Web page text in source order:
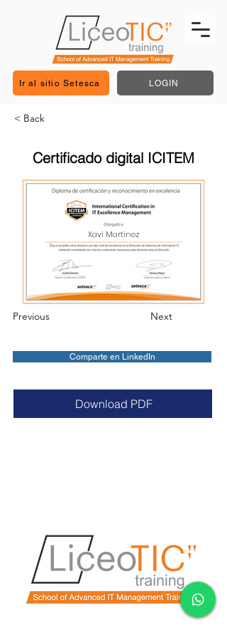
Ir al sitio Setesca LOGIN
< Back
Certificado digital ICITEM
Xavi Martinez
Previous Next
Comparte en LinkedIn
Download PDF